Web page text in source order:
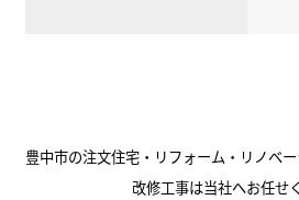
豊中市の注文住宅・リフォーム・リノベ
改修工事は当社へお任せ